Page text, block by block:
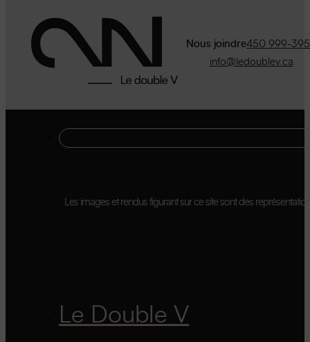
Nous joindre450 999-
info@ledoublev.ca
Les images et rendus figurant sur ce site sont des
Le Double V